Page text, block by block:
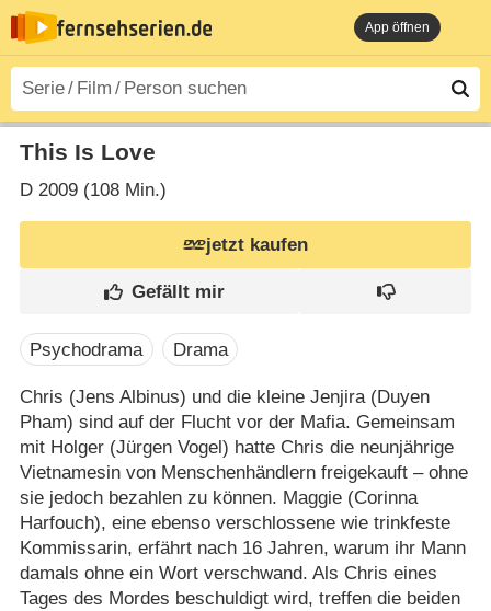
App öffnen
This Is Love
D2009 (108 Min.)
jetzt kaufen
Psychodrama Drama
Chris (Jens Albinus) und die kleine Jenjira (Duyen
Pham) sind auf der Flucht vor der Mafia. Gemeinsam
mit Holger (Jürgen Vogel) hatte Chris die neunjährige
Vietnamesin von Menschenhändlern freigekauft – ohne
sie jedoch bezahlen zu können. Maggie (Corinna
Harfouch), eine ebenso verschlossene wie trinkfeste
Kommissarin, erfährt nach 16 Jahren, warum ihr Mann
damals ohne ein Wort verschwand. Als Chris eines
Tages des Mordes beschuldigt wird, treffen die beiden